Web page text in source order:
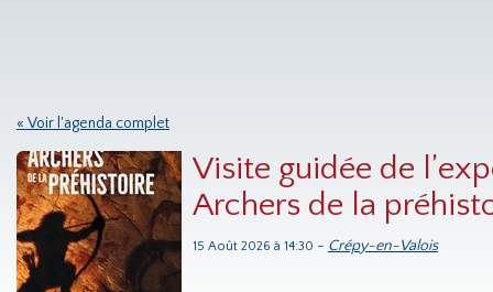
« Voir l'agenda complet
Visite guidée de
Archers de la
15 Août 2026 à 14:30 - Crépy-en-Valois